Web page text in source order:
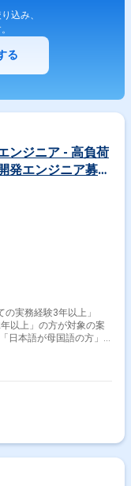
込み、
る
ンジニア - 高負荷
発エンジニア募
の実務経験3年以上」
以上」の方が対象の案
日本語が母国語の方」
担当がついている方
- ポイント獲得・仕様・